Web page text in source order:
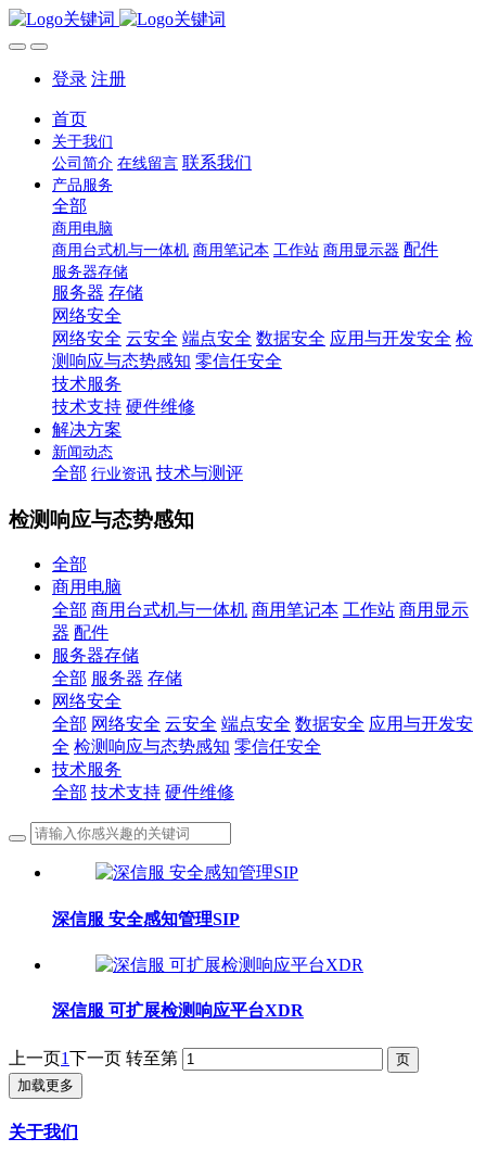
登录 注册
首页
关于我们
公司简介 在线留言 联系我们
产品服务
全部
商用电脑
商用台式机与一体机 商用笔记本 工作站 商用显示器 配件
服务器存储
服务器 存储
网络安全
网络安全 云安全 端点安全 数据安全 应用与开发安全 检
测响应与态势感知 零信任安全
技术服务
技术支持 硬件维修
解决方案
新闻动态
全部 行业资讯 技术与测评
检测响应与态势感知
全部
商用电脑
全部 商用台式机与一体机 商用笔记本 工作站 商用显示
器 配件
服务器存储
全部 服务器 存储
网络安全
全部 网络安全 云安全 端点安全 数据安全 应用与开发安
全 检测响应与态势感知 零信任安全
技术服务
全部 技术支持 硬件维修
深信服 安全感知管理SIP
深信服 可扩展检测响应平台XDR
上一页1下一页 转至第
加载更多
关于我们